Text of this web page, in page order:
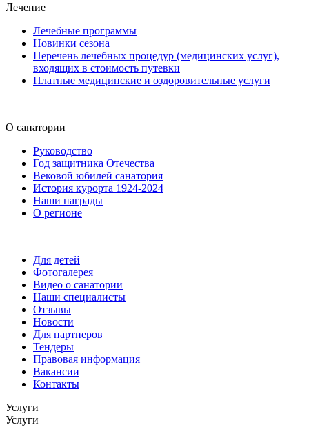
Лечение
Лечебные программы
Новинки сезона
Перечень лечебных процедур (медицинских услуг),
входящих в стоимость путевки
Платные медицинские и оздоровительные услуги
О санатории
Руководство
Год защитника Отечества
Вековой юбилей санатория
История курорта 1924-2024
Наши награды
О регионе
Для детей
Фотогалерея
Видео о санатории
Наши специалисты
Отзывы
Новости
Для партнеров
Тендеры
Правовая информация
Вакансии
Контакты
Услуги
Услуги